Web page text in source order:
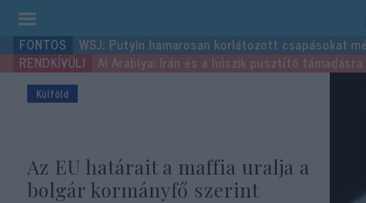
Kilépés
a
tartalomba
WSJ: Putyin hamarosan korlátozott csapásokat
Al Arabiya: Irán és a húszik pusztító
Külföld
Az EU határait a maffia uralja a
bolgár kormányfő szerint